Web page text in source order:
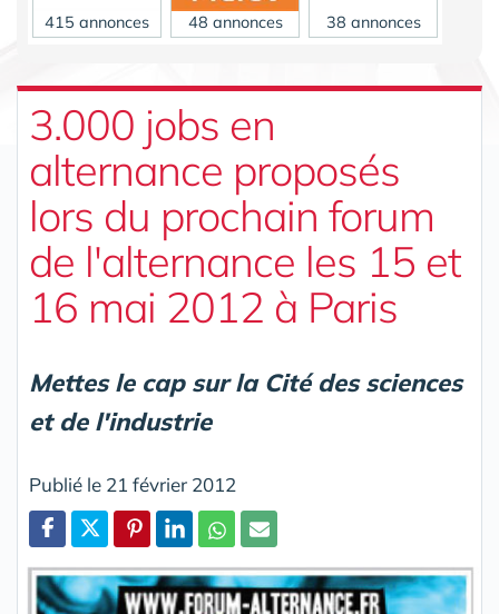
415 annonces 48 annonces 38 annonces
23 annonces
3.000 jobs en
alternance proposés
lors du prochain forum
de l'alternance les 15 et
16 mai 2012 à Paris
Mettes le cap sur la Cité des sciences
et de l'industrie
Publié le 21 février 2012